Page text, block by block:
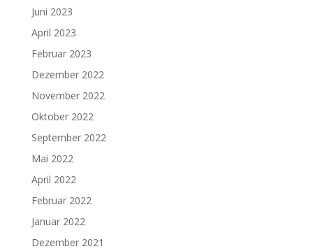
Juni 2023
April 2023
Februar 2023
Dezember 2022
November 2022
Oktober 2022
September 2022
Mai 2022
April 2022
Februar 2022
Januar 2022
Dezember 2021